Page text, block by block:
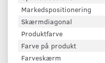
Markedspositionering
Skærmdiagonal
Produktfarve
Farve på produkt
Farveskærm